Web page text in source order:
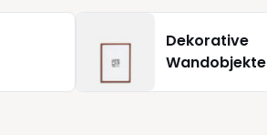
Dekorative
Wandobjekte